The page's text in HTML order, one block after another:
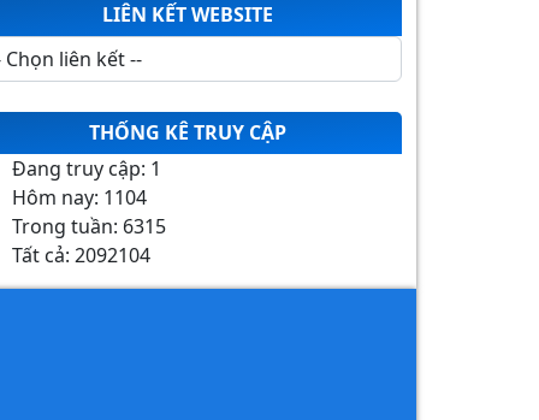
LIÊN KẾT WEBSITE
THỐNG KÊ TRUY CẬP
Đang truy cập: 1
Hôm nay: 1104
Trong tuần: 6315
Tất cả: 2092104